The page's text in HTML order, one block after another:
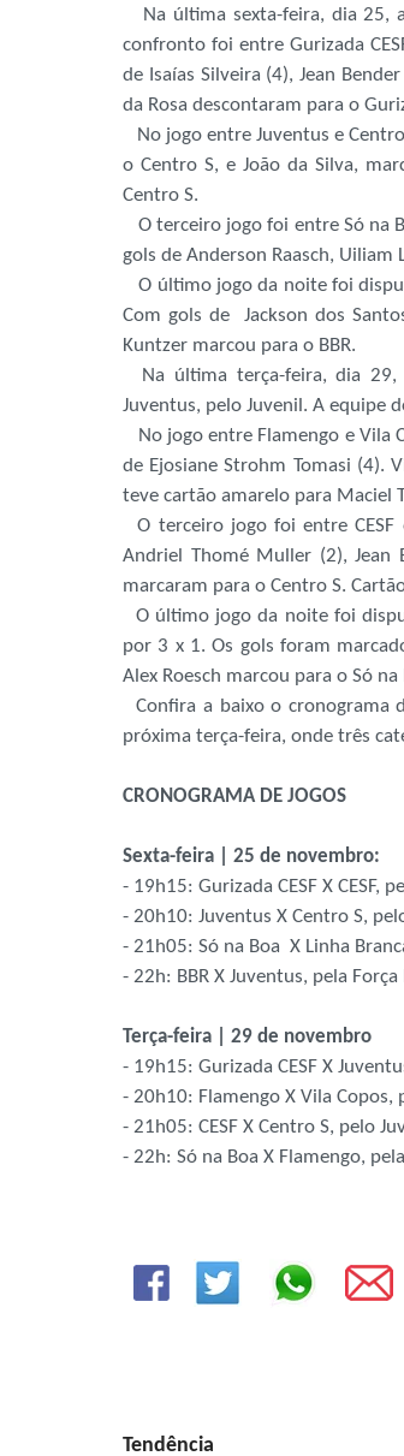
Na última sexta-feira, dia 25,
confronto foi entre Gurizada
de Isaías Silveira (4), Jean
da Rosa descontaram para o
No jogo entre Juventus e
o Centro S, e João da Silva,
Centro S.
O terceiro jogo foi entre Só na
gols de Anderson Raasch, Uiliam
O último jogo da noite foi
Com gols de Jackson dos
Kuntzer marcou para o BBR.
Na última terça-feira, dia 29,
Juventus, pelo Juvenil. A equipe
No jogo entre Flamengo e Vila
de Ejosiane Strohm Tomasi (4).
teve cartão amarelo para Maciel
O terceiro jogo foi entre
Andriel Thomé Muller (2), Jean
marcaram para o Centro S.
O último jogo da noite foi
por 3 x 1. Os gols foram
Alex Roesch marcou para o Só na
Confira a baixo o cronograma
próxima terça-feira, onde três
CRONOGRAMA DE JOGOS
Sexta-feira | 25 de novembro:
- 19h15: Gurizada CESF X CESF,
- 20h10: Juventus X Centro S,
- 21h05: Só na Boa X Linha
- 22h: BBR X Juventus, pela Força
Terça-feira | 29 de novembro
- 19h15: Gurizada CESF X
- 20h10: Flamengo X Vila Copos,
- 21h05: CESF X Centro S, pelo
- 22h: Só na Boa X Flamengo,
Tendência